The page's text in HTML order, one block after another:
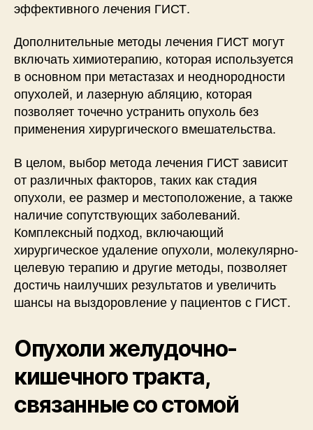
эффективного лечения ГИСТ.
Дополнительные методы лечения ГИСТ могут
включать химиотерапию, которая используется
в основном при метастазах и неоднородности
опухолей, и лазерную абляцию, которая
позволяет точечно устранить опухоль без
применения хирургического вмешательства.
В целом, выбор метода лечения ГИСТ зависит
от различных факторов, таких как стадия
опухоли, ее размер и местоположение, а также
наличие сопутствующих заболеваний.
Комплексный подход, включающий
хирургическое удаление опухоли, молекулярно-
целевую терапию и другие методы, позволяет
достичь наилучших результатов и увеличить
шансы на выздоровление у пациентов с ГИСТ.
Опухоли желудочно-
кишечного тракта,
связанные со стомой